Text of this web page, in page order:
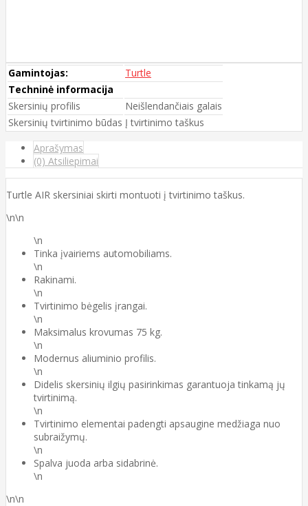
Gamintojas:
Turtle
Techninė informacija
Skersinių profilis
Neišlendančiais galais
Skersinių tvirtinimo būdas Į tvirtinimo taškus
Aprašymas
(0) Atsiliepimai
Turtle AIR skersiniai skirti montuoti į tvirtinimo taškus.
\n\n
\n
Tinka įvairiems automobiliams.
\n
Rakinami.
\n
Tvirtinimo bėgelis įrangai.
\n
Maksimalus krovumas 75 kg.
\n
Modernus aliuminio profilis.
\n
Didelis skersinių ilgių pasirinkimas garantuoja tinkamą jų
tvirtinimą.
\n
Tvirtinimo elementai padengti apsaugine medžiaga nuo
subraižymų.
\n
Spalva juoda arba sidabrinė.
\n
\n\n